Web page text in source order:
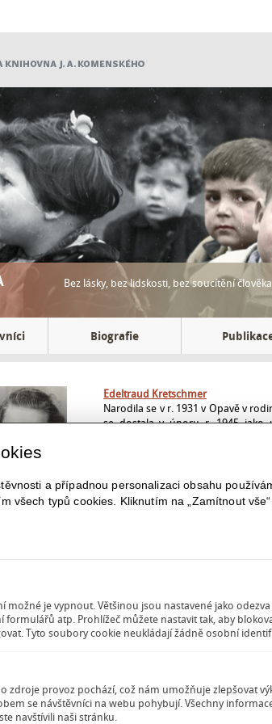
Bez lásky, bez lidskosti, bez soucítění
Biografie
Edeltraud Kretschmer
Narodila se v r. 1931 v Opavě v
se dostala v únoru r. 1945 jako
Hans Wunder
Oslavy 80. výročí založení Milíčova
V sobotu 9. 11. 2013 proběhlo
a případnou personalizaci obsahu
všech typů cookies. Kliknutím na „Zamítnout
je vypnout. Většinou jsou nastavené jako
atp. Prohlížeč můžete nastavit tak, aby
Tyto soubory cookie neukládají žádně osobní
zdroje provoz pochází, což nám umožňuje zlepšovat
se návštěvníci na webu pohybují. Všechny
navštívili naši stránku.